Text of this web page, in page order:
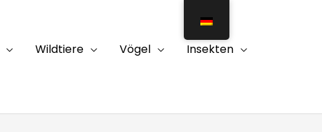
Wildtiere Vögel Insekten